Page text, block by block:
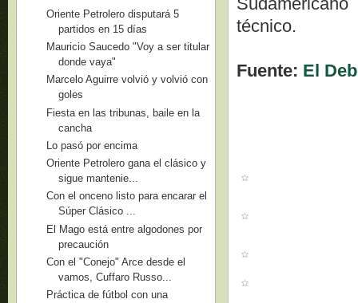
técnico.
Fuente: El
Oriente Petrolero disputará 5
partidos en 15 días
Mauricio Saucedo "Voy a ser titular
donde vaya"
Marcelo Aguirre volvió y volvió con
goles
Fiesta en las tribunas, baile en la
cancha
Lo pasó por encima
Oriente Petrolero gana el clásico y
sigue mantenie...
Con el onceno listo para encarar el
Súper Clásico ...
El Mago está entre algodones por
precaución
Con el "Conejo" Arce desde el
vamos, Cuffaro Russo...
Práctica de fútbol con una